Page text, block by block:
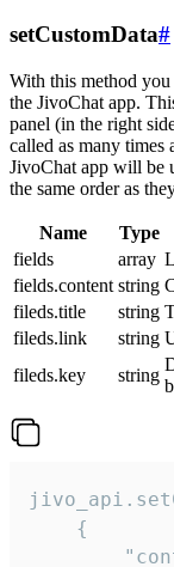
setCustomData#
With this method
the JivoChat app.
panel (in the right
called as many times
JivoChat app will be
the same order as
Name Type
fields
array
fields.content string
fileds.title
string
fileds.link
string
fileds.key
string
    {